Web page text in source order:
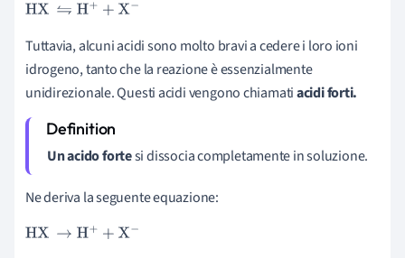
HX⇋ H++ X-
Tuttavia, alcuni acidi sono molto bravi a cedere i loro ioni
idrogeno, tanto che la reazione è essenzialmente
unidirezionale. Questi acidi vengono chiamatiacidi forti.
Un acido fortesi dissocia completamente in soluzione.
Ne deriva la seguente equazione:
HX→ H++ X-